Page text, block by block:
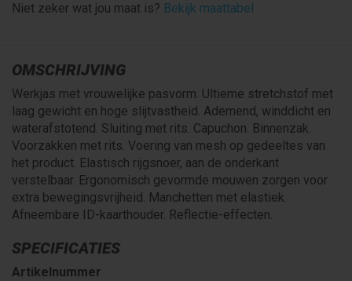
Niet zeker wat jou maat is? Bekijk maattabel
OMSCHRIJVING
Werkjas met vrouwelijke pasvorm. Ultieme stretchstof met
laag gewicht en hoge slijtvastheid. Ademend, winddicht en
waterafstotend. Sluiting met rits. Capuchon. Binnenzak.
Voorzakken met rits. Voering van mesh op gedeeltes van
het product. Elastisch rijgsnoer, aan de onderkant
verstelbaar. Ergonomisch gevormde mouwen zorgen voor
extra bewegingsvrijheid. Manchetten met elastiek.
Afneembare ID-kaarthouder. Reflectie-effecten.
SPECIFICATIES
Artikelnummer